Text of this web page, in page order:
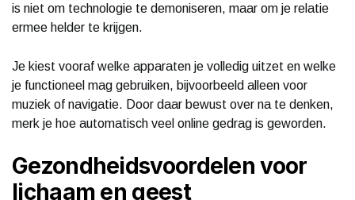
is niet om technologie te demoniseren, maar om je relatie
ermee helder te krijgen.
Je kiest vooraf welke apparaten je volledig uitzet en welke
je functioneel mag gebruiken, bijvoorbeeld alleen voor
muziek of navigatie. Door daar bewust over na te denken,
merk je hoe automatisch veel online gedrag is geworden.
Gezondheidsvoordelen voor
lichaam en geest